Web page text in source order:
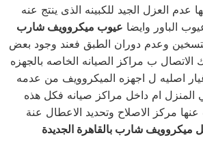
عدم العزل الجيد للكبينه الذى ينتج عنه
الباور وايضا عيوب ميكروويف شارب
وعدم دوران الطبق فعند وجود بعض
الاتصال ب مراكز الصيانه الخاصه بالجهزه
اصليه ل اجهزه الميكروويف من عدمه
المنزل ام داخل مراكز صيانه فكل هذه
مركز الاصلاح وتحديد الاعطال عنة
ميكروويف شارب بالقاهرة الجديدة